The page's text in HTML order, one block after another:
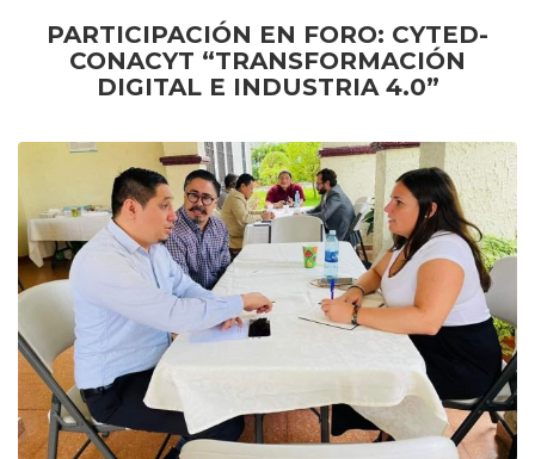
PARTICIPACIÓN EN FORO: CYTED-
CONACYT “TRANSFORMACIÓN
DIGITAL E INDUSTRIA 4.0”